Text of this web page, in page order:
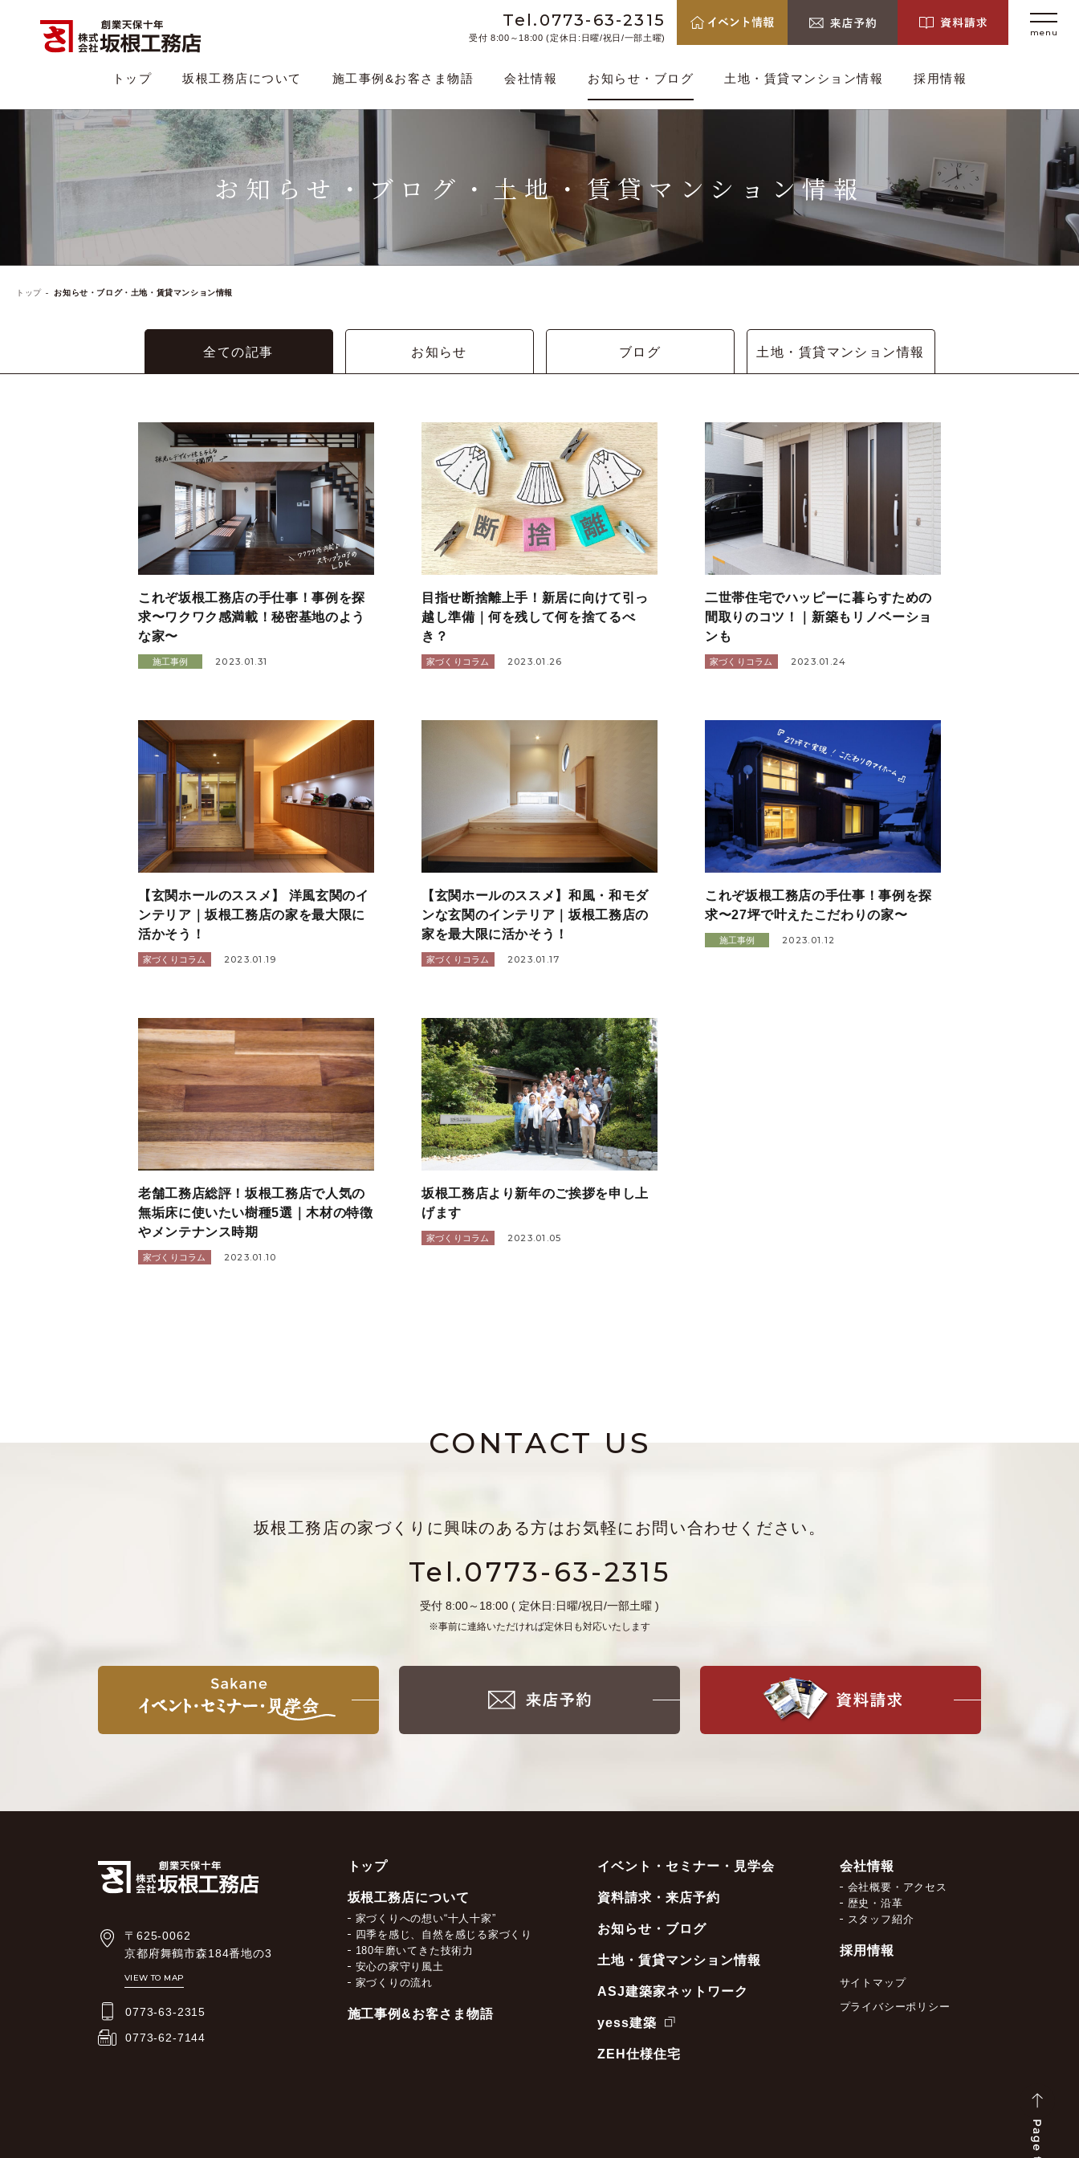
Tel.0773-63-2315
受付 8:00～18:00 (定休日:日曜/祝日/一部土曜) menu
トップ 坂根工務店について 施工事例&お客さま物語 会社情報 お知らせ・ブログ 土地・賃貸マンション情報 採用情報
お知らせ・ブログ・ 土地・賃貸マンション情報
トップ お知らせ・ブログ・土地・賃貸マンション情報
全ての記事 お知らせ ブログ 土地・賃貸マンション情報
これぞ坂根工務店の手仕事！事例を探
求〜ワクワク感満載！秘密基地のよう
な家〜
施工事例 2023.01.31
目指せ断捨離上手！新居に向けて引っ
越し準備｜何を残して何を捨てるべ
き？
家づくりコラム 2023.01.26
二世帯住宅でハッピーに暮らすための
間取りのコツ！｜新築もリノベーショ
ンも
家づくりコラム 2023.01.24
【玄関ホールのススメ】 洋風玄関のイ
ンテリア｜坂根工務店の家を最大限に
活かそう！
家づくりコラム 2023.01.19
【玄関ホールのススメ】和風・和モダ
ンな玄関のインテリア｜坂根工務店の
家を最大限に活かそう！
家づくりコラム 2023.01.17
これぞ坂根工務店の手仕事！事例を探
求〜27坪で叶えたこだわりの家〜
施工事例 2023.01.12
老舗工務店総評！坂根工務店で人気の
無垢床に使いたい樹種5選｜木材の特徴
やメンテナンス時期
家づくりコラム 2023.01.10
坂根工務店より新年のご挨拶を申し上
げます
家づくりコラム 2023.01.05
CONTACT US
坂根工務店の家づくりに興味のある方はお気軽にお問い合わせください。
Tel.0773-63-2315
受付 8:00～18:00 ( 定休日:日曜/祝日/一部土曜 )
※事前に連絡いただければ定休日も対応いたします
〒625-0062
京都府舞鶴市森184番地の3
VIEW TO MAP
0773-63-2315
0773-62-7144
トップ
坂根工務店について
家づくりへの想い“十人十家”
四季を感じ、自然を感じる家づくり
180年磨いてきた技術力
安心の家守り風土
家づくりの流れ
施工事例&お客さま物語
イベント・セミナー・見学会
資料請求・来店予約
お知らせ・ブログ
土地・賃貸マンション情報
ASJ建築家ネットワーク
yess建築
ZEH仕様住宅
会社情報
会社概要・アクセス
歴史・沿革
スタッフ紹介
採用情報
サイトマップ
プライバシーポリシー